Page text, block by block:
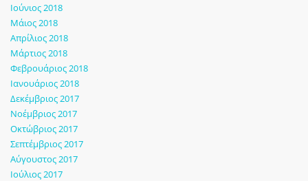
Ιούνιος 2018
Μάιος 2018
Απρίλιος 2018
Μάρτιος 2018
Φεβρουάριος 2018
Ιανουάριος 2018
Δεκέμβριος 2017
Νοέμβριος 2017
Οκτώβριος 2017
Σεπτέμβριος 2017
Αύγουστος 2017
Ιούλιος 2017